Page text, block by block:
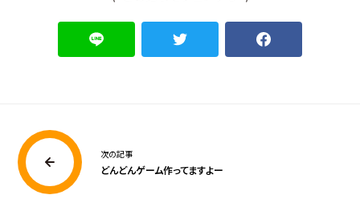
次の記事
どんどんゲーム作ってますよー